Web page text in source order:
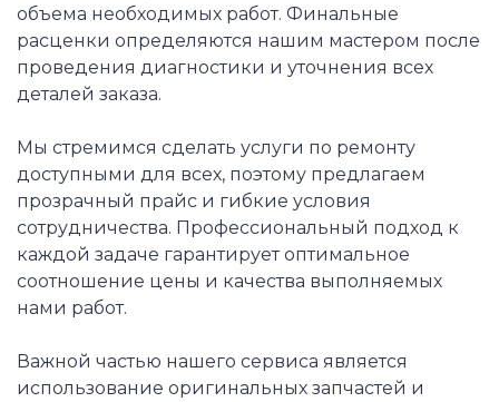
объема необходимых работ. Финальные
расценки определяются нашим мастером после
проведения диагностики и уточнения всех
деталей заказа.
Мы стремимся сделать услуги по ремонту
доступными для всех, поэтому предлагаем
прозрачный прайс и гибкие условия
сотрудничества. Профессиональный подход к
каждой задаче гарантирует оптимальное
соотношение цены и качества выполняемых
нами работ.
Важной частью нашего сервиса является
использование оригинальных запчастей и